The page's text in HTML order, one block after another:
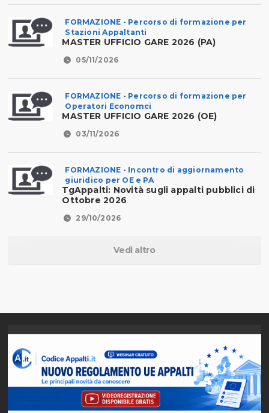
FORMAZIONE - Percorso di formazione per
Stazioni Appaltanti
MASTER UFFICIO GARE 2026 (PA)
05/11/2026
FORMAZIONE - Percorso di formazione per
Operatori Economci
MASTER UFFICIO GARE 2026 (OE)
03/11/2026
FORMAZIONE - Incontro di aggiornamento
giuridico per OE e PA
TgAppalti: Novità sugli appalti pubblici di
Ottobre 2026
29/10/2026
Vedi altro